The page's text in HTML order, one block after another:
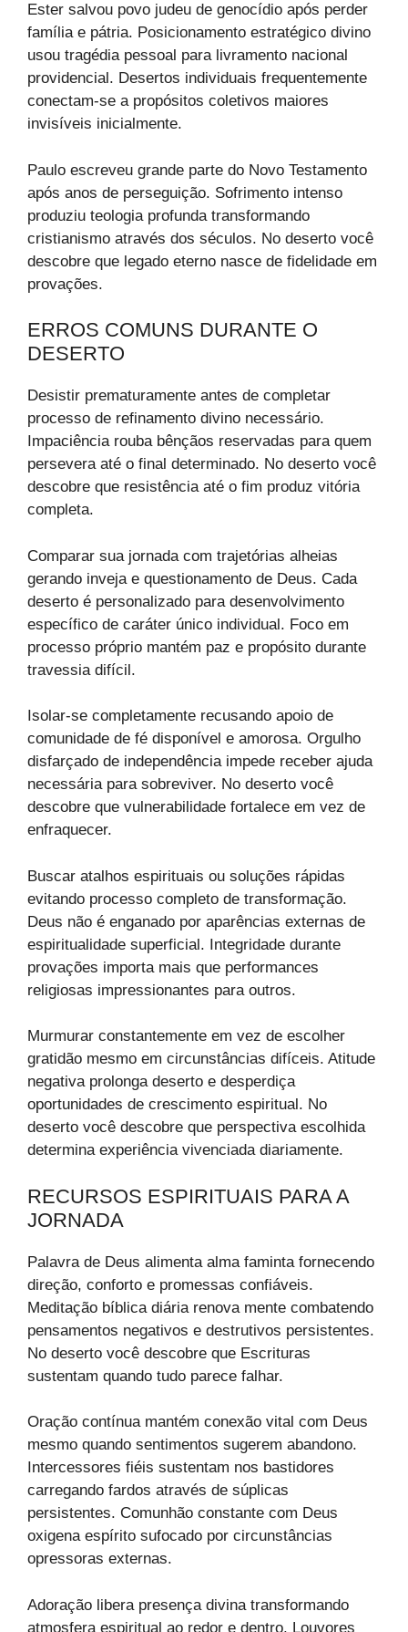
Ester salvou povo judeu de genocídio após perder
família e pátria. Posicionamento estratégico divino
usou tragédia pessoal para livramento nacional
providencial. Desertos individuais frequentemente
conectam-se a propósitos coletivos maiores
invisíveis inicialmente.
Paulo escreveu grande parte do Novo Testamento
após anos de perseguição. Sofrimento intenso
produziu teologia profunda transformando
cristianismo através dos séculos. No deserto você
descobre que legado eterno nasce de fidelidade em
provações.
ERROS COMUNS DURANTE O
DESERTO
Desistir prematuramente antes de completar
processo de refinamento divino necessário.
Impaciência rouba bênçãos reservadas para quem
persevera até o final determinado. No deserto você
descobre que resistência até o fim produz vitória
completa.
Comparar sua jornada com trajetórias alheias
gerando inveja e questionamento de Deus. Cada
deserto é personalizado para desenvolvimento
específico de caráter único individual. Foco em
processo próprio mantém paz e propósito durante
travessia difícil.
Isolar-se completamente recusando apoio de
comunidade de fé disponível e amorosa. Orgulho
disfarçado de independência impede receber ajuda
necessária para sobreviver. No deserto você
descobre que vulnerabilidade fortalece em vez de
enfraquecer.
Buscar atalhos espirituais ou soluções rápidas
evitando processo completo de transformação.
Deus não é enganado por aparências externas de
espiritualidade superficial. Integridade durante
provações importa mais que performances
religiosas impressionantes para outros.
Murmurar constantemente em vez de escolher
gratidão mesmo em circunstâncias difíceis. Atitude
negativa prolonga deserto e desperdiça
oportunidades de crescimento espiritual. No
deserto você descobre que perspectiva escolhida
determina experiência vivenciada diariamente.
RECURSOS ESPIRITUAIS PARA A
JORNADA
Palavra de Deus alimenta alma faminta fornecendo
direção, conforto e promessas confiáveis.
Meditação bíblica diária renova mente combatendo
pensamentos negativos e destrutivos persistentes.
No deserto você descobre que Escrituras
sustentam quando tudo parece falhar.
Oração contínua mantém conexão vital com Deus
mesmo quando sentimentos sugerem abandono.
Intercessores fiéis sustentam nos bastidores
carregando fardos através de súplicas
persistentes. Comunhão constante com Deus
oxigena espírito sufocado por circunstâncias
opressoras externas.
Adoração libera presença divina transformando
atmosfera espiritual ao redor e dentro. Louvores